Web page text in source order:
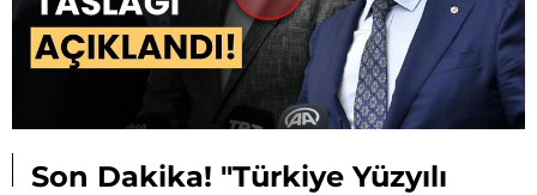
Oynat
Son Dakika! "Türkiye Yüzyılı